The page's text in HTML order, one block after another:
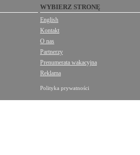
WYBIERZ STRONĘ
English
Kontakt
O nas
Partnerzy
Prenumerata wakacyjna
Reklama
Polityka prywatności